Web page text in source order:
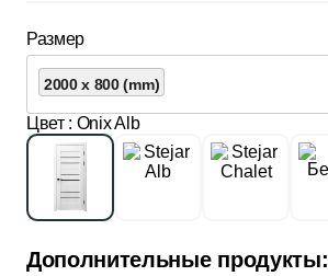
Размер
2000 x 800 (mm)
Цвет : Onix Alb
Дополнительные продукты: